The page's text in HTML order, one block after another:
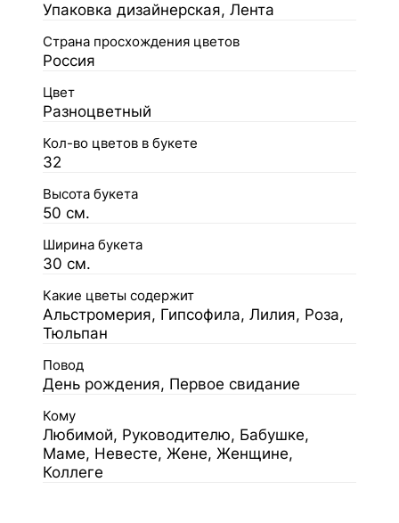
Упаковка дизайнерская, Лента
Страна просхождения цветов
Россия
Цвет
Разноцветный
Кол-во цветов в букете
32
Высота букета
50 см.
Ширина букета
30 см.
Какие цветы содержит
Альстромерия, Гипсофила, Лилия, Роза,
Тюльпан
Повод
День рождения, Первое свидание
Кому
Любимой, Руководителю, Бабушке,
Маме, Невесте, Жене, Женщине,
Коллеге